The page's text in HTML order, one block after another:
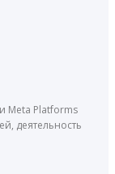
Meta Platforms
деятельность